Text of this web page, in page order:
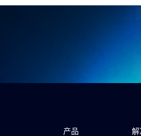
产品 解